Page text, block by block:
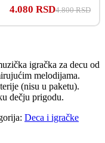
4.080 RSD4.800 RSD
igračka za decu od
melodijama.
(nisu u paketu).
dečju prigodu.
Deca i igračke